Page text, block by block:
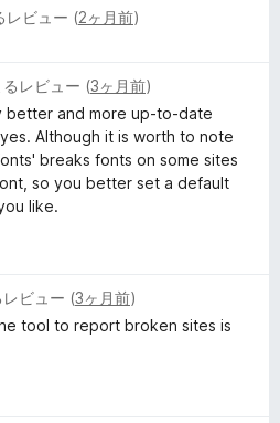
レビュー (2ヶ月前)
るレビュー (3ヶ月前)
better and more up-to-date
Although it is worth to note
breaks fonts on some sites
so you better set a default
like.
レビュー (3ヶ月前)
tool to report broken sites is